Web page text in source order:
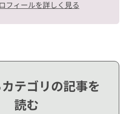
フィールを詳しく見る
テゴリの記事を
読む